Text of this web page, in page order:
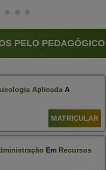
PELO PEDAGÓGICO
AplicadaA
MATRICULAR
Em Recursos